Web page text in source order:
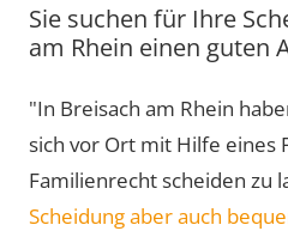
Sie suchen für Ihre
am Rhein einen guten
"In Breisach am Rhein
sich vor Ort mit Hilfe eines
Familienrecht scheiden zu
Scheidung aber auch